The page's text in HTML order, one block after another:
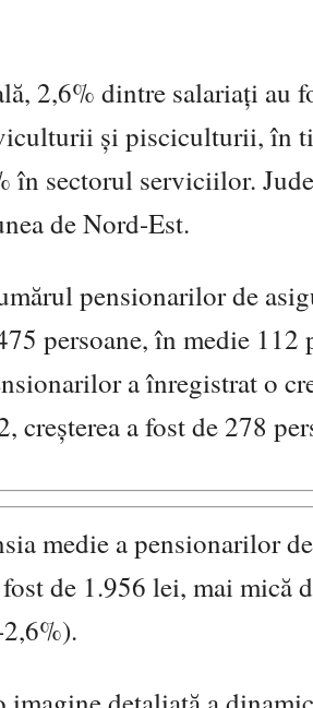
2,6% dintre salariați
și pisciculturii, în
în sectorul serviciilor.
de Nord-Est.
pensionarilor de
persoane, în medie
a înregistrat o
creșterea a fost de 278
medie a pensionarilor
de 1.956 lei, mai mică